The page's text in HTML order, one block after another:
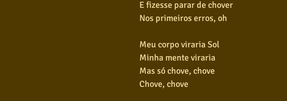
E fizesse parar de chover
Nos primeiros erros, oh
Meu corpo viraria Sol
Minha mente viraria
Mas só chove, chove
Chove, chove